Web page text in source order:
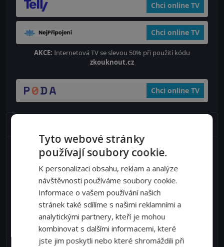
Chci online TV
Chci online TV
AKCE: Internetová TV se slevou 50% při použití kódu
zkouknout.cz
Chci online TV
Sněhurka není bílá a princ ji nezachrání:
Kontroverzní Disneyho film čelí vlně kritiky i
12 komentářů
Ester Ledecká dnes na lyžích: V super-G může
útočit na medaili
Fanoušci Hry o trůny, zbystřete! Nový seriál ze
Západozemí se blíží
Tyto webové stránky
používají soubory cookie.
K personalizaci obsahu, reklam a analýze
návštěvnosti používáme soubory cookie.
Informace o vašem používání našich
stránek také sdílíme s našimi reklamními a
analytickými partnery, kteří je mohou
kombinovat s dalšími informacemi, které
jste jim poskytli nebo které shromáždili při